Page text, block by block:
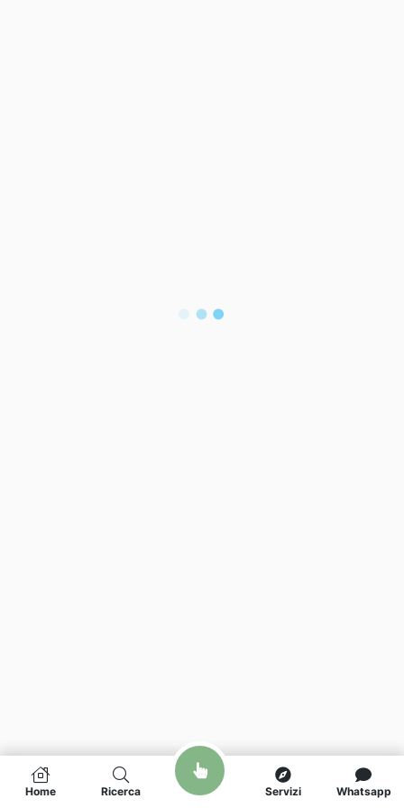
Home Ricerca Servizi Whatsapp